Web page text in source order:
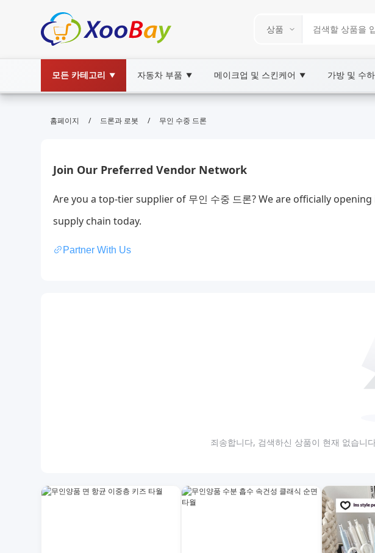
모든 카테고리 ▼ 자동차 부품 ▼ 메이크업 및 스킨케어 ▼ 가방 및 수
무인 수중 드론 | XOOBAY B2B/B2C Marketplace
홈페이지 / 드론과 로봇 / 무인 수중 드론
Join Our Preferred Vendor Network
Are you a top-tier supplier of 무인 수중 드론? We are officially
supply chain today.
Partner With Us
죄송합니다, 검색하신 상품이 현재 없습니